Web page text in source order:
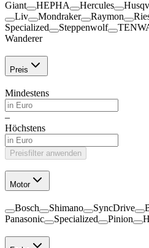
Giant
HEPHA Hercules
Liv
Mondraker Raymon
Specialized
Steppenwolf
Wanderer
Preis
Mindestens
–
Höchstens
Preisfilter anwenden
Motor
Bosch Shimano SyncDrive
Panasonic
Specialized Pinion